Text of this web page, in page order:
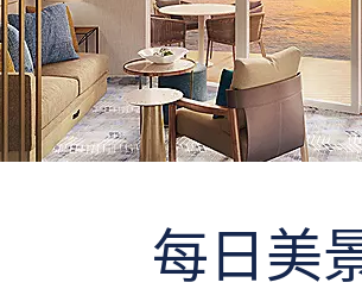
Icon of the Seas Sunset Corner
每日美